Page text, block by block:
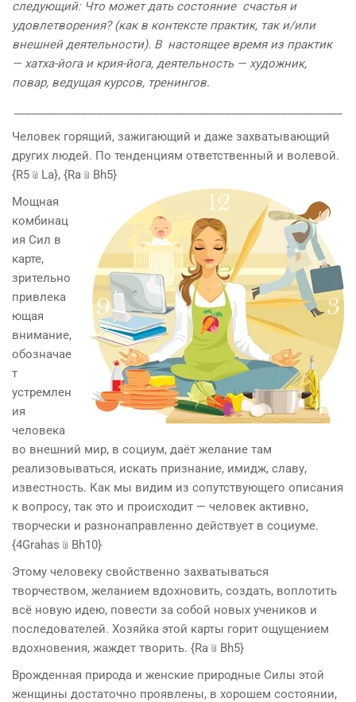
следующий: Что может дать состояние счастья и
удовлетворения? (как в контексте практик, так и/или
внешней деятельности). В настоящее время из практик
— хатха-йога и крия-йога, деятельность — художник,
повар, ведущая курсов, тренингов.
Человек горящий, зажигающий и даже захватывающий
других людей. По тенденциям ответственный и волевой.
{R5﹫La}, {Ra﹫Bh5}
Мощная
комбинац
ия Сил в
карте,
зрительно
привлека
ющая
внимание,
обозначае
т
устремлен
ия
человека
во внешний мир, в социум, даёт желание там
реализовываться, искать признание, имидж, славу,
известность. Как мы видим из сопутствующего описания
к вопросу, так это и происходит — человек активно,
творчески и разнонаправленно действует в социуме.
{4Grahas﹫Bh10}
Этому человеку свойственно захватываться
творчеством, желанием вдохновить, создать, воплотить
всё новую идею, повести за собой новых учеников и
последователей. Хозяйка этой карты горит ощущением
вдохновения, жаждет творить. {Ra﹫Bh5}
Врожденная природа и женские природные Силы этой
женщины достаточно проявлены, в хорошем состоянии,